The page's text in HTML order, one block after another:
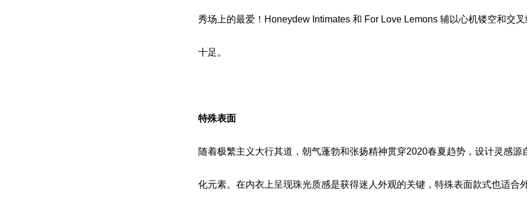
秀场上的最爱！Honeydew Intimates 和 For Love Lemons 辅以心机镂空和交
十足。
特殊表面
随着极繁主义大行其道，朝气蓬勃和张扬精神贯穿2020春夏趋势，设计灵感源
化元素。在内衣上呈现珠光质感是获得迷人外观的关键，特殊表面款式也适合